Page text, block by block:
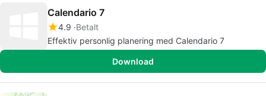
Calendario 7
4.9 Betalt
Effektiv personlig planering med Calendario 7
Download